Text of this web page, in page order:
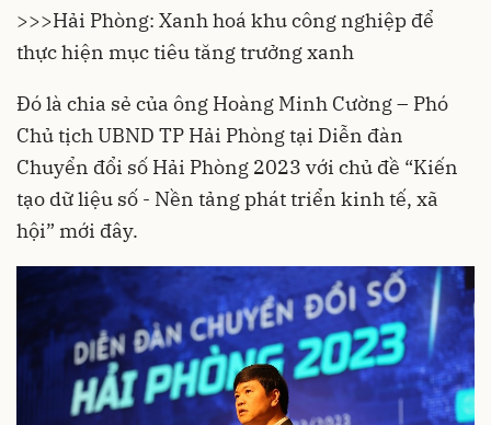
>>>Hải Phòng: Xanh hoá khu công nghiệp để
thực hiện mục tiêu tăng trưởng xanh
Đó là chia sẻ của ông Hoàng Minh Cường – Phó
Chủ tịch UBND TP Hải Phòngtại Diễn đàn
Chuyển đổi số Hải Phòng 2023 với chủ đề “Kiến
tạo dữ liệu số - Nền tảng phát triển kinh tế, xã
hội” mới đây.